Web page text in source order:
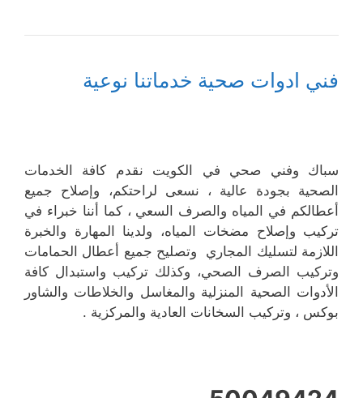
فني ادوات صحية خدماتنا نوعية
سباك وفني صحي في الكويت نقدم كافة الخدمات
الصحية بجودة عالية ، نسعى لراحتكم، وإصلاح جميع
أعطالكم في المياه والصرف السعي ، كما أننا خبراء في
تركيب وإصلاح مضخات المياه، ولدينا المهارة والخبرة
اللازمة لتسليك المجاري وتصليح جميع أعطال الحمامات
وتركيب الصرف الصحي، وكذلك تركيب واستبدال كافة
الأدوات الصحية المنزلية والمغاسل والخلاطات والشاور
بوكس ، وتركيب السخانات العادية والمركزية .